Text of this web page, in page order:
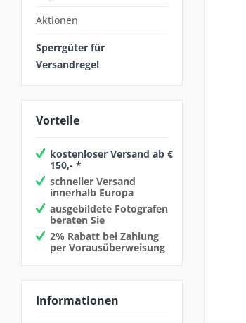
Aktionen
Sperrgüter für
Versandregel
Vorteile
kostenloser Versand ab €
150,- *
schneller Versand
innerhalb Europa
ausgebildete Fotografen
beraten Sie
2% Rabatt bei Zahlung
per Vorausüberweisung
Informationen